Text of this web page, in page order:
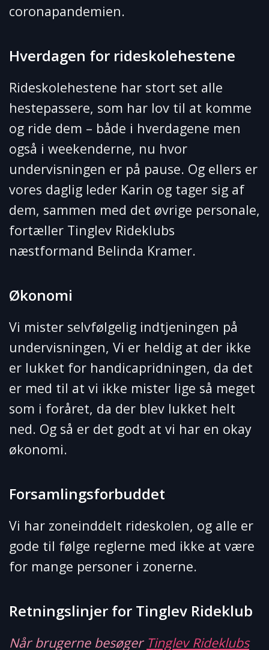
coronapandemien.
Hverdagen for rideskolehestene
Rideskolehestene har stort set alle
hestepassere, som har lov til at komme
og ride dem – både i hverdagene men
også i weekenderne, nu hvor
undervisningen er på pause. Og ellers er
vores daglig leder Karin og tager sig af
dem, sammen med det øvrige personale,
fortæller Tinglev Rideklubs
næstformand Belinda Kramer.
Økonomi
Vi mister selvfølgelig indtjeningen på
undervisningen, Vi er heldig at der ikke
er lukket for handicapridningen, da det
er med til at vi ikke mister lige så meget
som i foråret, da der blev lukket helt
ned. Og så er det godt at vi har en okay
økonomi.
Forsamlingsforbuddet
Vi har zoneinddelt rideskolen, og alle er
gode til følge reglerne med ikke at være
for mange personer i zonerne.
Retningslinjer for Tinglev Rideklub
Når brugerne besøger Tinglev Rideklubs